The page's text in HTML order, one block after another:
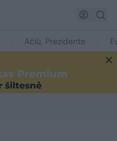
Ačiū, Prezidente